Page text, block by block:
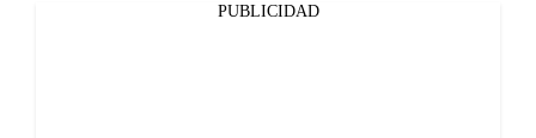
PUBLICIDAD